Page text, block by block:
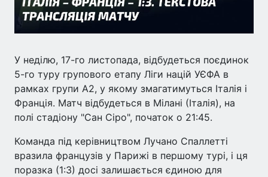
У неділю, 17-го листопада, відбудеться поєдинок
5-го туру групового етапу Ліги націй УЄФА в
рамках групи A2, у якому змагатимуться Італія і
Франція. Матч відбудеться в Мілані (Італія), на
полі стадіону "Сан Сіро", початок о 21:45.
Команда під керівництвом Лучано Спаллетті
вразила французів у Парижі в першому турі, і ця
поразка (1:3) досі залишається єдиною для